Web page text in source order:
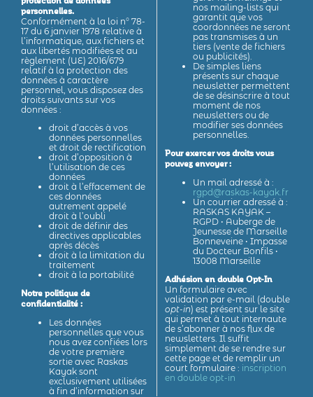
personnelles.
Conformément à la loi n° 78-
17 du 6 janvier 1978 relative à
l’informatique, aux fichiers et
aux libertés modifiées et au
règlement (UE) 2016/679
relatif à la protection des
données à caractère
personnel, vous disposez des
droits suivants sur vos
données :
droit d’accès à vos
données personnelles
et droit de rectification
droit d’opposition à
l’utilisation de ces
données
droit à l’effacement de
ces données
autrement appelé
droit à l’oubli
droit de définir des
directives applicables
après décès
droit à la limitation du
traitement
droit à la portabilité
Notre politique de
confidentialité :
Les données
personnelles que vous
nous avez confiées lors
de votre première
sortie avec Raskas
Kayak sont
exclusivement utilisées
à fin d’information sur
nos mailing-lists qui
garantit que vos
coordonnées ne seront
pas transmises à un
tiers (vente de fichiers
ou publicités).
De simples liens
présents sur chaque
newsletter permettent
de se désinscrire à tout
moment de nos
newsletters ou de
modifier ses données
personnelles.
Pour exercer vos droits vous
pouvez envoyer :
Un mail adressé à :
rgpd@raskas-kayak.fr
Un courrier adressé à :
RASKAS KAYAK –
RGPD • Auberge de
Jeunesse de Marseille
Bonneveine • Impasse
du Docteur Bonfils •
13008 Marseille
Adhésion en double Opt-In
Un formulaire avec
validation par e-mail (double
opt-in) est présent sur le site
qui permet à tout internaute
de s’abonner à nos flux de
newsletters. Il suffit
simplement de se rendre sur
cette page et de remplir un
court formulaire : inscription
en double opt-in